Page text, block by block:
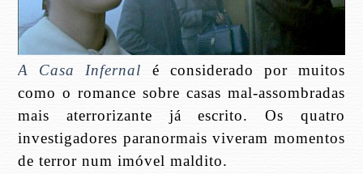
A Casa Infernal
é considerado por muitos
como o romance sobre casas mal-assombradas
mais aterrorizante já escrito. Os quatro
investigadores paranormais viveram momentos
de terror num imóvel maldito.